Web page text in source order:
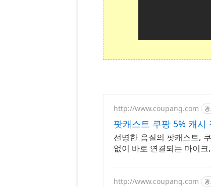
http://www.coupang.com
팟캐스트 쿠팡 5% 캐시
선명한 음질의 팟캐스트,
없이 바로 연결되는 마이
http://www.coupang.com